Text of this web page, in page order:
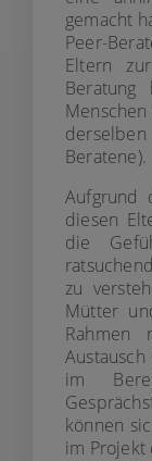
gemacht
Peer-
Eltern
Beratene).
Aufgrund
diesen
die
zu
Mütter
Rahmen
im
können
im Projekt